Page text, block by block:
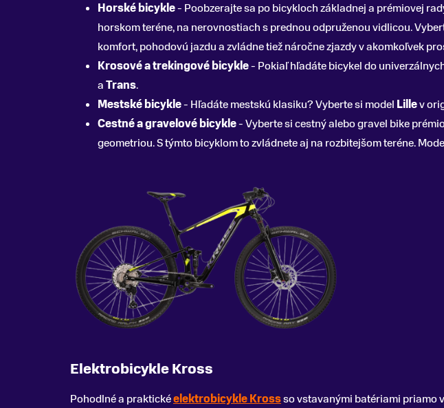
Horské bicykle- Poobzerajte sa po bicykloch základnej a prémiovej
horskom teréne, na nerovnostiach s prednou odpruženou vidlicou.
komfort, pohodovú jazdu a zvládne tiež náročne zjazdy v akomkoľvek
Krosové a trekingové bicykle- Pokiaľ hľadáte bicykel do
aTrans.
Mestské bicykle- Hľadáte mestskú klasiku? Vyberte si model Lillev
Cestné a gravelové bicykle- Vyberte si cestný alebo gravel bike
geometriou. S týmto bicyklom to zvládnete aj na rozbitejšom teréne.
Elektrobicykle Kross
Pohodlné a praktickéelektrobicykle Krossso vstavanými batériami priamo